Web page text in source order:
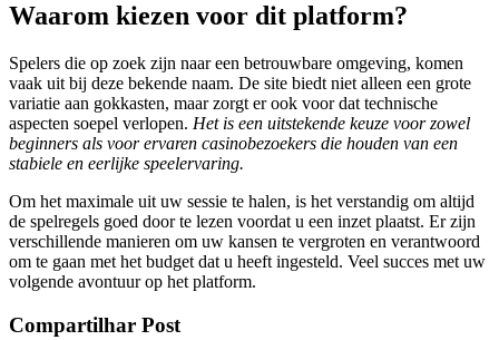
Waarom kiezen voor dit platform?
Spelers die op zoek zijn naar een betrouwbare omgeving, komen
vaak uit bij deze bekende naam. De site biedt niet alleen een grote
variatie aan gokkasten, maar zorgt er ook voor dat technische
aspecten soepel verlopen. Het is een uitstekende keuze voor zowel
beginners als voor ervaren casinobezoekers die houden van een
stabiele en eerlijke speelervaring.
Om het maximale uit uw sessie te halen, is het verstandig om altijd
de spelregels goed door te lezen voordat u een inzet plaatst. Er zijn
verschillende manieren om uw kansen te vergroten en verantwoord
om te gaan met het budget dat u heeft ingesteld. Veel succes met uw
volgende avontuur op het platform.
Compartilhar Post